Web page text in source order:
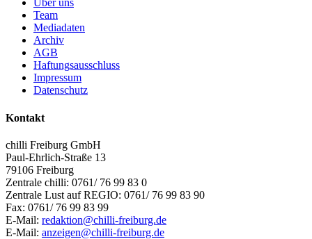
Über uns
Team
Mediadaten
Archiv
AGB
Haftungsausschluss
Impressum
Datenschutz
Kontakt
chilli Freiburg GmbH
Paul-Ehrlich-Straße 13
79106 Freiburg
Zentrale chilli: 0761/ 76 99 83 0
Zentrale Lust auf REGIO: 0761/ 76 99 83 90
Fax: 0761/ 76 99 83 99
E-Mail: redaktion@chilli-freiburg.de
E-Mail: anzeigen@chilli-freiburg.de